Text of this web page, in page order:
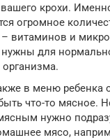
крохи.
огромное
витаминов и
для
организма.
в меню ребенка
что-то мясное.
нужно
мясо,